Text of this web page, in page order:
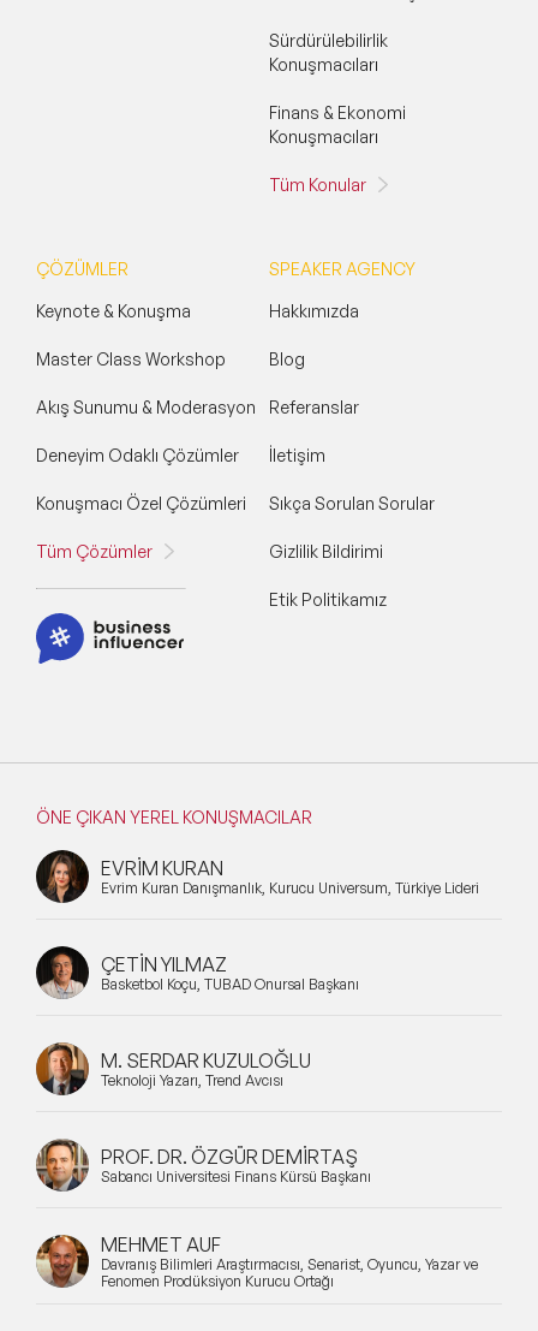
Sürdürülebilirlik
Konuşmacıları
Finans & Ekonomi
Konuşmacıları
Tüm Konular
ÇÖZÜMLER
Keynote & Konuşma
Master Class Workshop
Akış Sunumu & Moderasyon
Deneyim Odaklı Çözümler
Konuşmacı Özel Çözümleri
Tüm Çözümler
SPEAKER AGENCY
Hakkımızda
Blog
Referanslar
İletişim
Sıkça Sorulan Sorular
Gizlilik Bildirimi
Etik Politikamız
ÖNE ÇIKAN YEREL KONUŞMACILAR
EVRİM KURAN
Evrim Kuran Danışmanlık, Kurucu Universum, Türkiye Lideri
ÇETİN YILMAZ
Basketbol Koçu, TÜBAD Onursal Başkanı
M. SERDAR KUZULOĞLU
Teknoloji Yazarı, Trend Avcısı
PROF. DR. ÖZGÜR DEMİRTAŞ
Sabancı Üniversitesi Finans Kürsü Başkanı
MEHMET AUF
Davranış Bilimleri Araştırmacısı, Senarist, Oyuncu, Yazar ve
Fenomen Prodüksiyon Kurucu Ortağı